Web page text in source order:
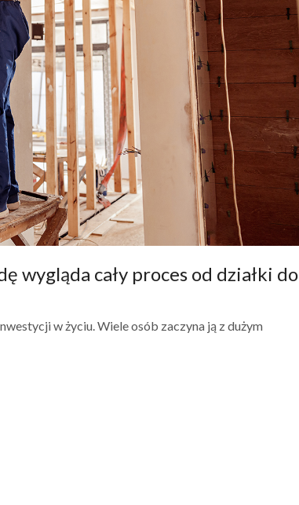
wygląda cały proces od działki do
w życiu. Wiele osób zaczyna ją z dużym